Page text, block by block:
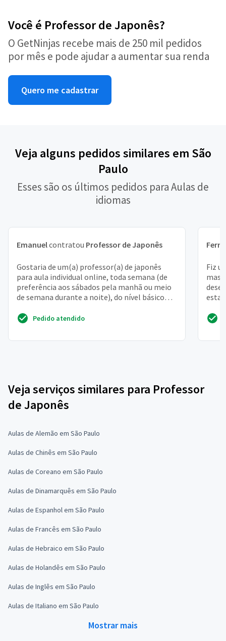
Você é Professor de Japonês?
O GetNinjas recebe mais de 250 mil pedidos
por mês e pode ajudar a aumentar sua renda
Quero me cadastrar
Veja alguns pedidos similares em São
Paulo
Esses são os últimos pedidos para Aulas de
idiomas
Emanuelcontratou Professor de Japonês
Gostaria de um(a) professor(a) de japonês
para aula individual online, toda semana (de
preferência aos sábados pela manhã ou meio
de semana durante a noite), do nível básico
Pedido atendido
Fiz
mas
estar
Veja serviços similares para Professor
de Japonês
Aulas de Alemão em São Paulo
Aulas de Chinês em São Paulo
Aulas de Coreano em São Paulo
Aulas de Dinamarquês em São Paulo
Aulas de Espanhol em São Paulo
Aulas de Francês em São Paulo
Aulas de Hebraico em São Paulo
Aulas de Holandês em São Paulo
Aulas de Inglês em São Paulo
Aulas de Italiano em São Paulo
Mostrar mais